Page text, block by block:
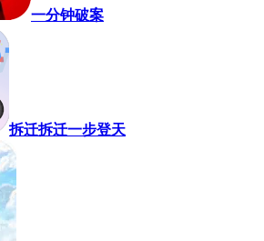
一分钟破案
拆迁拆迁一步登天